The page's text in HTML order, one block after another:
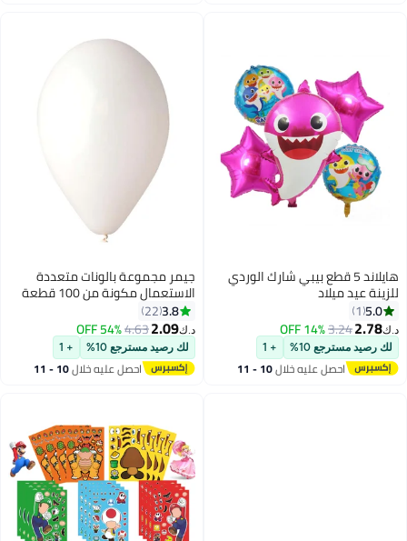
هايلاند 5 قطع بيبي شارك الوردي
للزينة عيد ميلاد
5.0
1
د.ك‏2.78
3.24
14% OFF
لك رصيد مسترجع 10% + 1
احصل عليه خلال 10 - 11
جيمر مجموعة بالونات متعددة
الاستعمال مكونة من 100 قطعة
12بوصة3.8
22
د.ك‏2.09
4.63
54% OFF
لك رصيد مسترجع 10% + 1
احصل عليه خلال 10 - 11